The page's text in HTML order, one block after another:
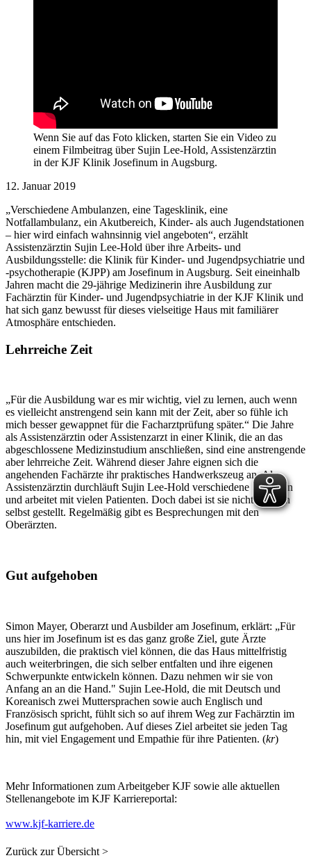
Wenn Sie auf das Foto klicken, starten Sie ein Video zu
einem Filmbeitrag über Sujin Lee-Hold, Assistenzärztin
in der KJF Klinik Josefinum in Augsburg.
12. Januar 2019
„Verschiedene Ambulanzen, eine Tagesklinik, eine
Notfallambulanz, ein Akutbereich, Kinder- als auch Jugendstationen
– hier wird einfach wahnsinnig viel angeboten“, erzählt
Assistenzärztin Sujin Lee-Hold über ihre Arbeits- und
Ausbildungsstelle: die Klinik für Kinder- und Jugendpsychiatrie und
-psychotherapie (KJPP) am Josefinum in Augsburg. Seit eineinhalb
Jahren macht die 29-jährige Medizinerin ihre Ausbildung zur
Fachärztin für Kinder- und Jugendpsychiatrie in der KJF Klinik und
hat sich ganz bewusst für dieses vielseitige Haus mit familiärer
Atmosphäre entschieden.
Lehrreiche Zeit
„Für die Ausbildung war es mir wichtig, viel zu lernen, auch wenn
es vielleicht anstrengend sein kann mit der Zeit, aber so fühle ich
mich besser gewappnet für die Facharztprüfung später.“ Die Jahre
als Assistenzärztin oder Assistenzarzt in einer Klinik, die an das
abgeschlossene Medizinstudium anschließen, sind eine anstrengende
aber lehrreiche Zeit. Während dieser Jahre eignen sich die
angehenden Fachärzte ihr praktisches Handwerkszeug an. Als
Assistenzärztin durchläuft Sujin Lee-Hold verschiedene Stationen
und arbeitet mit vielen Patienten. Doch dabei ist sie nicht auf sich
selbst gestellt. Regelmäßig gibt es Besprechungen mit den
Oberärzten.
Gut aufgehoben
Simon Mayer, Oberarzt und Ausbilder am Josefinum, erklärt: „Für
uns hier im Josefinum ist es das ganz große Ziel, gute Ärzte
auszubilden, die praktisch viel können, die das Haus mittelfristig
auch weiterbringen, die sich selber entfalten und ihre eigenen
Schwerpunkte entwickeln können. Dazu nehmen wir sie von
Anfang an an die Hand." Sujin Lee-Hold, die mit Deutsch und
Koreanisch zwei Muttersprachen sowie auch Englisch und
Französisch spricht, fühlt sich so auf ihrem Weg zur Fachärztin im
Josefinum gut aufgehoben. Auf dieses Ziel arbeitet sie jeden Tag
hin, mit viel Engagement und Empathie für ihre Patienten. (kr)
Mehr Informationen zum Arbeitgeber KJF sowie alle aktuellen
Stellenangebote im KJF Karriereportal:
www.kjf-karriere.de
Zurück zur Übersicht >